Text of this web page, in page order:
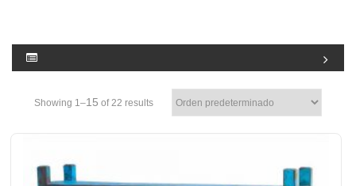
Showing 1–15 of 22 results